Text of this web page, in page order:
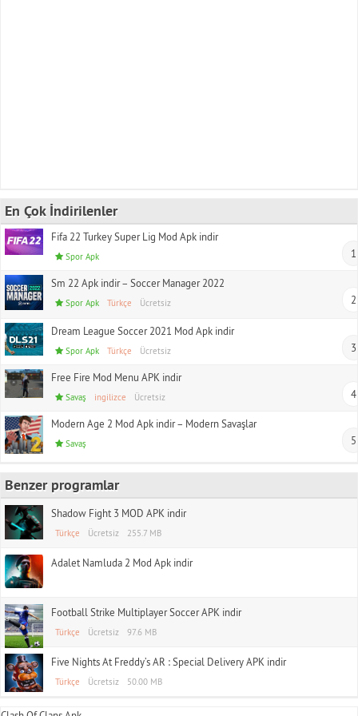
En Çok İndirilenler
Fifa 22 Turkey Super Lig Mod Apk indir
Spor Apk 1
Sm 22 Apk indir – Soccer Manager 2022
Spor Apk Türkçe Ücretsiz 2
Dream League Soccer 2021 Mod Apk indir
Spor Apk Türkçe Ücretsiz 3
Free Fire Mod Menu APK indir
Savaş ingilizce Ücretsiz 4
Modern Age 2 Mod Apk indir – Modern Savaşlar
Savaş 5
Benzer programlar
Shadow Fight 3 MOD APK indir
Türkçe Ücretsiz 255.7 MB
Adalet Namluda 2 Mod Apk indir
Football Strike Multiplayer Soccer APK indir
Türkçe Ücretsiz 97.6 MB
Five Nights At Freddy’s AR : Special Delivery APK indir
Türkçe Ücretsiz 50.00 MB